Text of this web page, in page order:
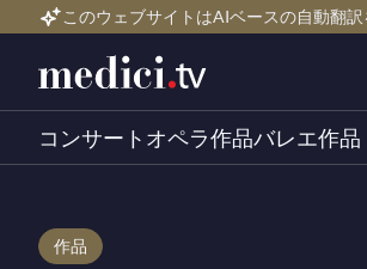
このウェブサイトはAIベースの自動翻訳
コンサート オペラ作品バレエ作品
作品